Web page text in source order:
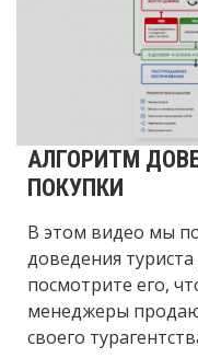
АЛГОРИТМ
ПОКУПКИ
В этом видео мы
доведения
посмотрите его,
менеджеры
своего